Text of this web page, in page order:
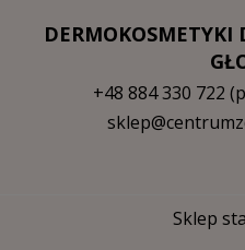
DERMOKOSMETYKI
+48 884 330 722
Sklep